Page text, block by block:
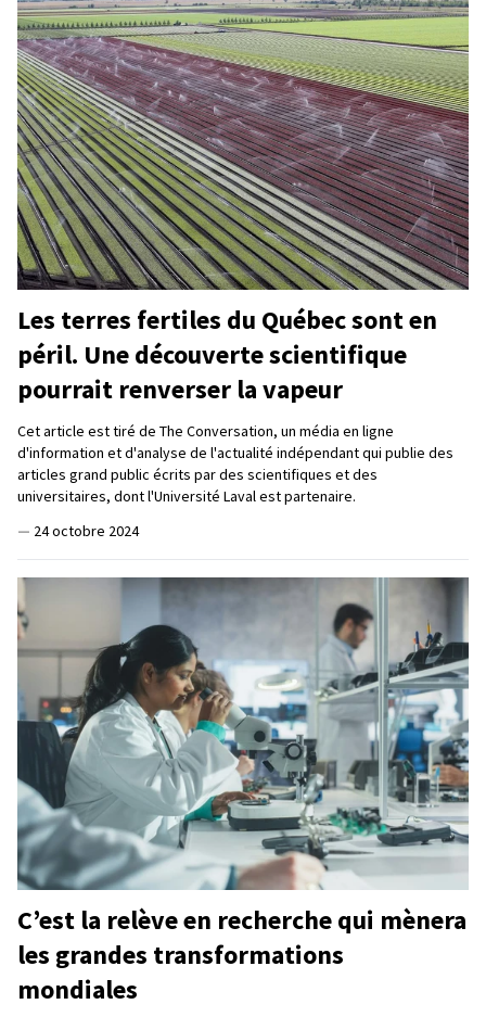
Les terres fertiles du Québec sont en
péril. Une découverte scientifique
pourrait renverser la vapeur
Cet article est tiré de The Conversation, un média en ligne
d'information et d'analyse de l'actualité indépendant qui publie des
articles grand public écrits par des scientifiques et des
universitaires, dont l'Université Laval est partenaire.
— 24 octobre 2024
C’est la relève en recherche qui mènera
les grandes transformations
mondiales